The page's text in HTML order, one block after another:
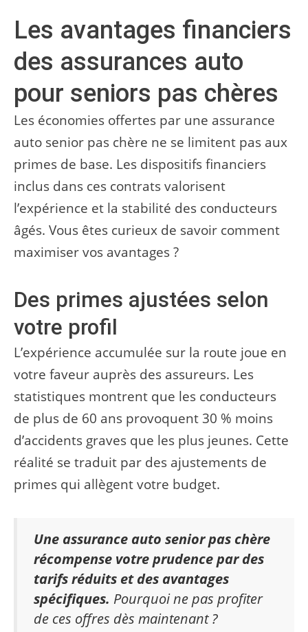
Les avantages financiers
des assurances auto
pour seniors pas chères
Les économies offertes par une assurance
auto senior pas chère ne se limitent pas aux
primes de base. Les dispositifs financiers
inclus dans ces contrats valorisent
l’expérience et la stabilité des conducteurs
âgés. Vous êtes curieux de savoir comment
maximiser vos avantages ?
Des primes ajustées selon
votre profil
L’expérience accumulée sur la route joue en
votre faveur auprès des assureurs. Les
statistiques montrent que les conducteurs
de plus de 60 ans provoquent 30 % moins
d’accidents graves que les plus jeunes. Cette
réalité se traduit par des ajustements de
primes qui allègent votre budget.
Une assurance auto senior pas chère
récompense votre prudence par des
tarifs réduits et des avantages
spécifiques. Pourquoi ne pas profiter
de ces offres dès maintenant ?